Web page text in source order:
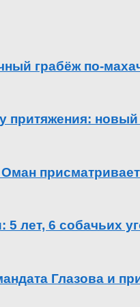
грабёж по-
притяжения:
5 лет, 6 собачьих
Глазова и